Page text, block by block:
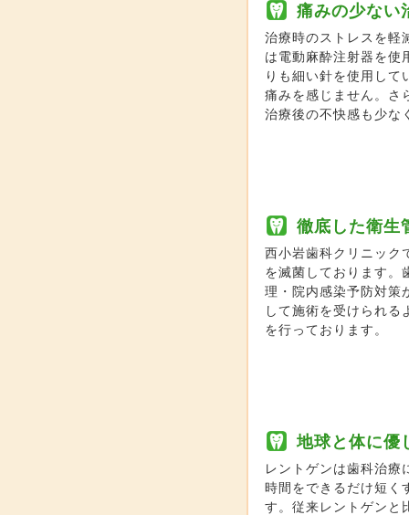
痛みの少ない
治療時のストレスを軽
は電動麻酔注射器を使
りも細い針を使用して
痛みを感じません。さ
治療後の不快感も少な
徹底した衛生
西小岩歯科クリニック
を滅菌しております。
理・院内感染予防対策
して施術を受けられる
を行っております。
地球と体に優
レントゲンは歯科治療
時間をできるだけ短く
す。従来レントゲンと